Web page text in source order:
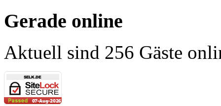
Gerade online
Aktuell sind 256 Gäste